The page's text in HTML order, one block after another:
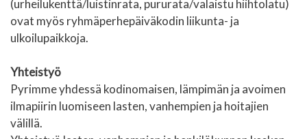
(urheilukenttä/luistinrata, pururata/valaistu hiihtolatu)
ovat myös ryhmäperhepäiväkodin liikunta- ja
ulkoilupaikkoja.
Yhteistyö
Pyrimme yhdessä kodinomaisen, lämpimän ja avoimen
ilmapiirin luomiseen lasten, vanhempien ja hoitajien
välillä.